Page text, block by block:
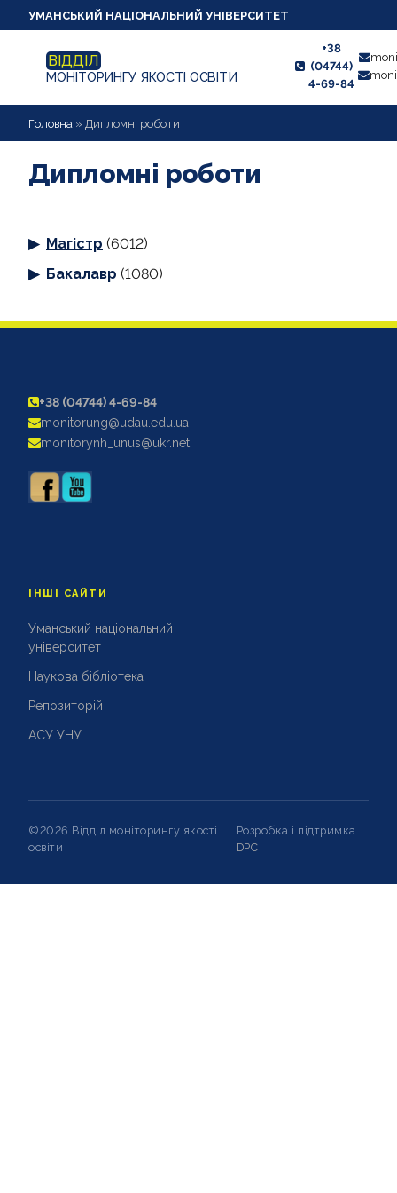
УМАНСЬКИЙ НАЦІОНАЛЬНИЙ УНІВЕРСИТЕТ
ВІДДІЛ
МОНІТОРИНГУ ЯКОСТІ ОСВІТИ
+38
(04744)
4-69-84
НОВИНИ
ПРО ВІДДІЛ
ВИКЛАДАЧУ
АНКЕТУВАННЯ
ДИПЛОМНІ РОБОТИ
АКРЕДИТАЦІЙНІ ЕКСПЕРТИЗИ
АКАДЕМІЧНА ДОБРОЧЕСНІСТЬ
Головна » Дипломні роботи
Дипломні роботи
Магістр (6012)
Бакалавр (1080)
+38 (04744) 4-69-84
monitorung@udau.edu.ua
monitorynh_unus@ukr.net
ІНШІ САЙТИ
Уманський національний
університет
Наукова бібліотека
Репозиторій
АСУ УНУ
©2026 Відділ моніторингу якості
освіти
Розробка і підтримка
DPC